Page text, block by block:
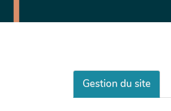
Gestion du site